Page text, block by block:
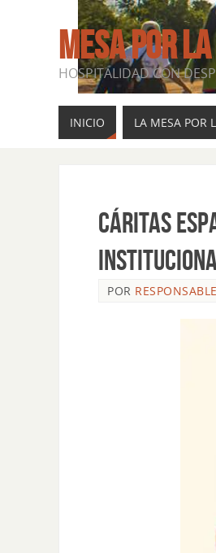
MESA POR
HOSPITALIDAD CON
INICIO LA MESA POR
Cáritas
POR